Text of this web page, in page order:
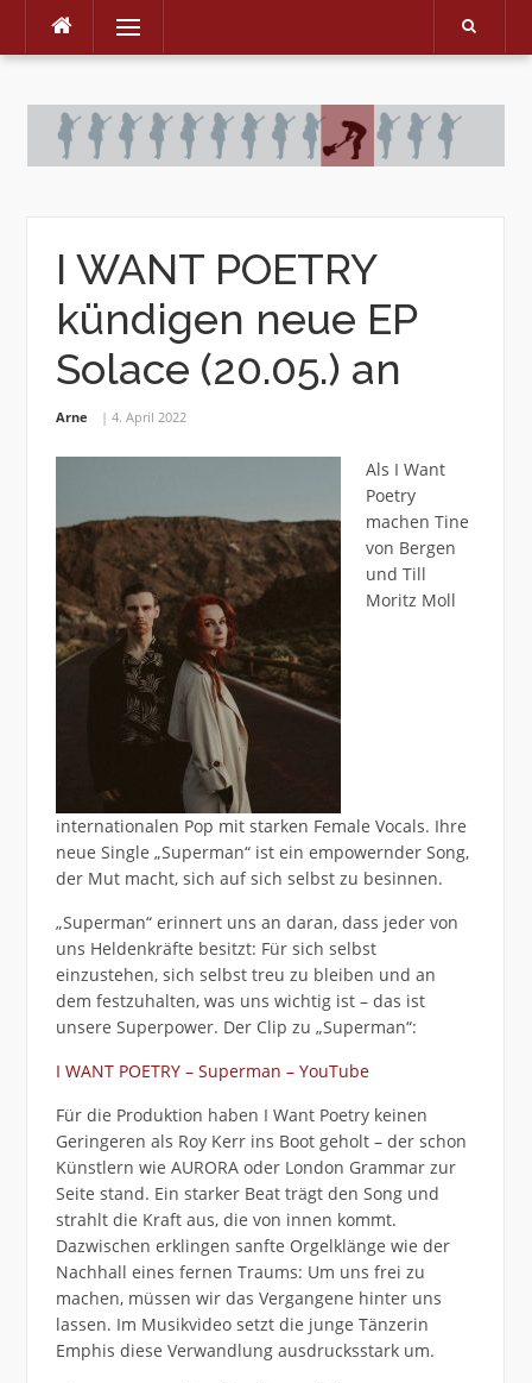
Skip
Menu
I WANT POETRY
kündigen neue EP
Solace (20.05.) an
Arne 4. April 2022
Als I Want
Poetry
machen Tine
von Bergen
und Till
Moritz Moll
internationalen Pop mit starken Female Vocals. Ihre
neue Single „Superman“ ist ein empowernder Song,
der Mut macht, sich auf sich selbst zu besinnen.
„Superman“ erinnert uns an daran, dass jeder von
uns Heldenkräfte besitzt: Für sich selbst
einzustehen, sich selbst treu zu bleiben und an
dem festzuhalten, was uns wichtig ist – das ist
unsere Superpower. Der Clip zu „Superman“:
I WANT POETRY – Superman – YouTube
Für die Produktion haben I Want Poetry keinen
Geringeren als Roy Kerr ins Boot geholt – der schon
Künstlern wie AURORA oder London Grammar zur
Seite stand. Ein starker Beat trägt den Song und
strahlt die Kraft aus, die von innen kommt.
Dazwischen erklingen sanfte Orgelklänge wie der
Nachhall eines fernen Traums: Um uns frei zu
machen, müssen wir das Vergangene hinter uns
lassen. Im Musikvideo setzt die junge Tänzerin
Emphis diese Verwandlung ausdrucksstark um.